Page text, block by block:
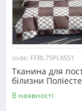
code: FFBL75PL8551
Тканина для
білизни
PL8551 (60м)
В наявності